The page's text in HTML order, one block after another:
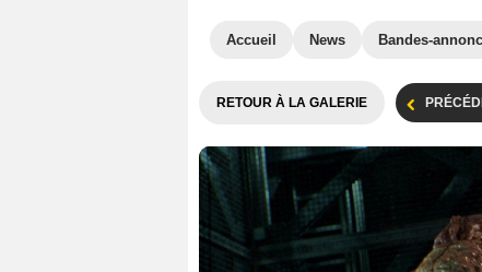
Accueil News Bandes-
RETOUR À LA GALERIE